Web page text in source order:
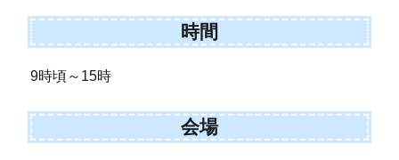
時間
9時頃～15時
会場